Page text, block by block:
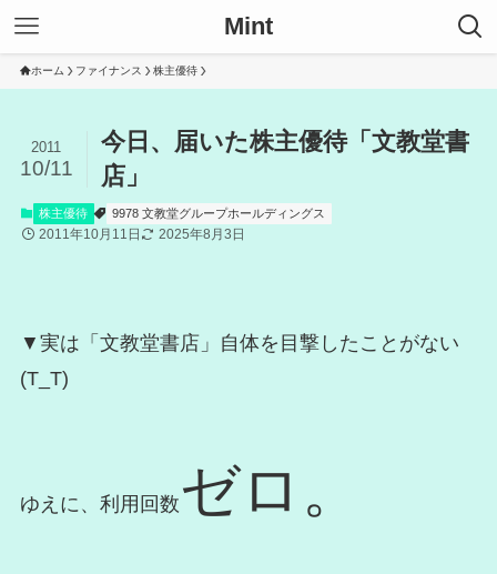
Mint
ホーム ファイナンス 株主優待
今日、届いた株主優待「文教堂書
店」
2011
10/11
株主優待 9978 文教堂グループホールディングス
2011年10月11日 2025年8月3日
▼実は「文教堂書店」自体を目撃したことがない
(T_T)
ゆえに、利用回数 ゼロ。